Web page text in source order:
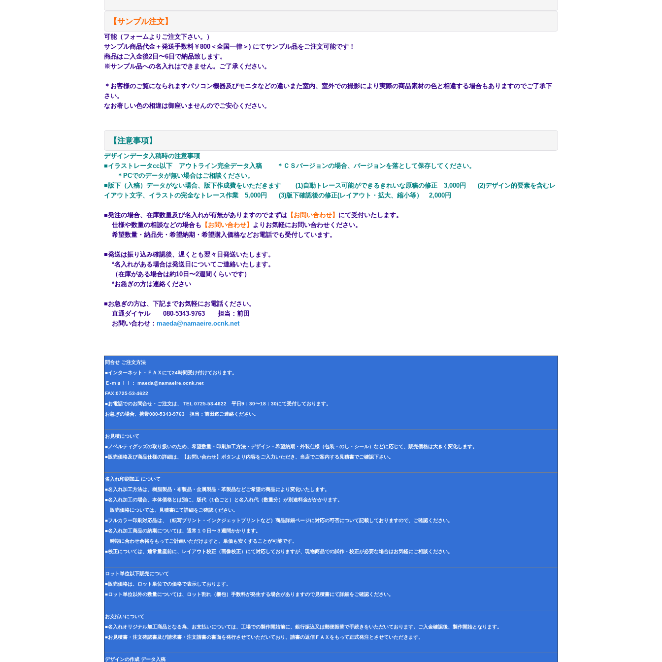
【サンプル注文】
可能（フォームよりご注文下さい。）
サンプル商品代金＋発送手数料￥800＜全国一律＞) にてサンプル品をご注文可能です！
商品はご入金後2日〜6日で納品致します。
※サンプル品への名入れはできません。ご了承ください。
＊お客様のご覧になられますパソコン機器及びモニタなどの違いまた室内、室外での撮影により実際の商品素材の色と相違する場合もありますのでご了承下
さい。
なお著しい色の相違は御座いませんのでご安心ください。
【注意事項】
デザインデータ入稿時の注意事項
■イラストレータcc以下 アウトライン完全データ入稿 ＊ＣＳバージョンの場合、バージョンを落として保存してください。
＊PCでのデータが無い場合はご相談ください。
■版下（入稿）データがない場合、版下作成費をいただきます (1)自動トレース可能ができるきれいな原稿の修正 3,000円 (2)デザイン的要素を含むレ
イアウト文字、イラストの完全なトレース作業 5,000円 (3)版下確認後の修正(レイアウト・拡大、縮小等） 2,000円
■発注の場合、在庫数量及び名入れが有無がありますのでまずは 【お問い合わせ】 にて受付いたします。
仕様や数量の相談などの場合も 【お問い合わせ】 よりお気軽にお問い合わせください。
希望数量・納品先・希望納期・希望購入価格などお電話でも受付しています。
■発送は振り込み確認後、遅くとも翌々日発送いたします。
*名入れがある場合は発送日についてご連絡いたします。
（在庫がある場合は約10日〜2週間くらいです）
*お急ぎの方は連絡ください
■お急ぎの方は、下記までお気軽にお電話ください。
直通ダイヤル 080-5343-9763 担当：前田
お問い合わせ： maeda@namaeire.ocnk.net
問合せ ご注文方法
■インターネット・ＦＡＸにて24時間受け付けております。
Ｅ-ｍａｉｌ： maeda@namaeire.ocnk.net
FAX:0725-53-4622
■お電話でのお問合せ・ご注文は、 TEL 0725-53-4622 平日9：30〜18：30にて受付しております。
お急ぎの場合、携帯080-5343-9763 担当：前田迄ご連絡ください。
お見積について
■ノベルティグッズの取り扱いのため、希望数量・印刷加工方法・デザイン・希望納期・外装仕様（包装・のし・シール）などに応じて、販売価格は大きく変化します。
■販売価格及び商品仕様の詳細は、【お問い合わせ】ボタンより内容をご入力いただき、当店でご案内する見積書でご確認下さい。
名入れ印刷加工 について
■名入れ加工方法は、樹脂製品・布製品・金属製品・革製品などご希望の商品により変化いたします。
■名入れ加工の場合、本体価格とは別に、版代（1色ごと）と名入れ代（数量分）が別途料金がかかります。
販売価格については、見積書にて詳細をご確認ください。
■フルカラー印刷対応品は、（転写プリント・インクジェットプリントなど）商品詳細ページに対応の可否について記載しておりますので、ご確認ください。
■名入れ加工商品の納期については、通常１０日〜３週間かかります。
時期に合わせ余裕をもってご計画いただけますと、単価も安くすることが可能です。
■校正については、通常量産前に、レイアウト校正（画像校正）にて対応しておりますが、現物商品での試作・校正が必要な場合はお気軽にご相談ください。
ロット単位以下販売について
■販売価格は、ロット単位での価格で表示しております。
■ロット単位以外の数量については、ロット割れ（梱包）手数料が発生する場合がありますので見積書にて詳細をご確認ください。
お支払いについて
■名入れオリジナル加工商品となる為、お支払いについては、工場での製作開始前に、銀行振込又は郵便振替で手続きをいただいております。ご入金確認後、製作開始となります。
■お見積書・注文確認書及び請求書・注文請書の書面を発行させていただいており、請書の返信ＦＡＸをもって正式発注とさせていただきます。
デザインの作成 データ入稿